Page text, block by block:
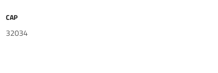
CAP
32034